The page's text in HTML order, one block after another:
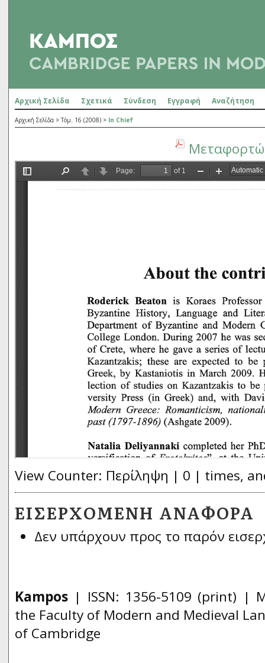
Αρχική Σελίδα Σχετικά Σύνδεση Εγγραφή Αναζήτηση
Αρχική Σελίδα >Τόμ. 16 (2008) > In Chief
View Counter: Περίληψη | 0 | times,
ΕΙΣΕΡΧΌΜΕΝΗ ΑΝΑΦΟΡΆ
Δεν υπάρχουν προς το παρόν
Kampos | ISSN: 1356­-5109 (print) |
the Faculty of Modern and Medieval
of Cambridge